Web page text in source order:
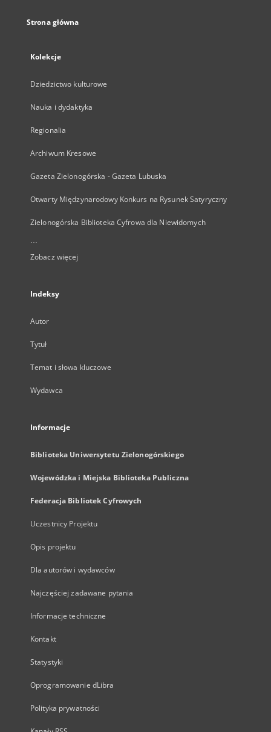
Strona główna
Kolekcje
Dziedzictwo kulturowe
Nauka i dydaktyka
Regionalia
Archiwum Kresowe
Gazeta Zielonogórska - Gazeta Lubuska
Otwarty Międzynarodowy Konkurs na Rysunek Satyryczny
Zielonogórska Biblioteka Cyfrowa dla Niewidomych
...
Zobacz więcej
Indeksy
Autor
Tytuł
Temat i słowa kluczowe
Wydawca
Informacje
Biblioteka Uniwersytetu Zielonogórskiego
Wojewódzka i Miejska Biblioteka Publiczna
Federacja Bibliotek Cyfrowych
Uczestnicy Projektu
Opis projektu
Dla autorów i wydawców
Najczęściej zadawane pytania
Informacje techniczne
Kontakt
Statystyki
Oprogramowanie dLibra
Polityka prywatności